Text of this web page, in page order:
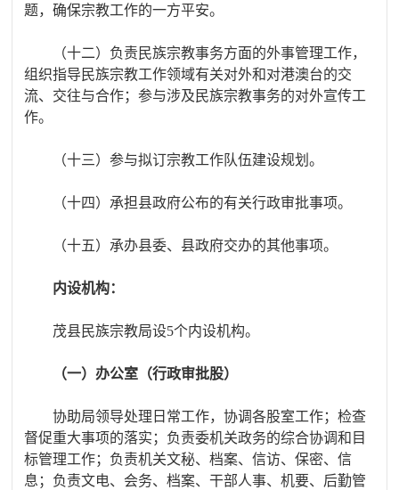
题，确保宗教工作的一方平安。
（十二）负责民族宗教事务方面的外事管理工作，
组织指导民族宗教工作领域有关对外和对港澳台的交
流、交往与合作；参与涉及民族宗教事务的对外宣传工
作。
（十三）参与拟订宗教工作队伍建设规划。
（十四）承担县政府公布的有关行政审批事项。
（十五）承办县委、县政府交办的其他事项。
内设机构：
茂县民族宗教局设5个内设机构。
（一）办公室（行政审批股）
协助局领导处理日常工作，协调各股室工作；检查
督促重大事项的落实；负责委机关政务的综合协调和目
标管理工作；负责机关文秘、档案、信访、保密、信
息；负责文电、会务、档案、干部人事、机要、后勤管